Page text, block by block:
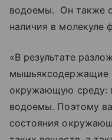
водоемы. Он также
наличия в молекуле
«В результате
мышьяксодержащие
окружающую среду:
водоемы. Поэтому
состояния